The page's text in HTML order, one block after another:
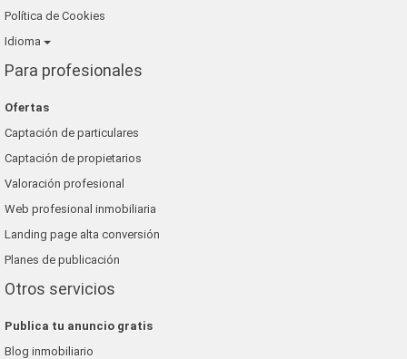
Política de Cookies
Idioma
Para profesionales
Ofertas
Captación de particulares
Captación de propietarios
Valoración profesional
Web profesional inmobiliaria
Landing page alta conversión
Planes de publicación
Otros servicios
Publica tu anuncio gratis
Blog inmobiliario